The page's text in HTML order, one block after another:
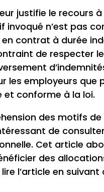
justifie le recours
invoqué n’est pas
contrat à durée
de respecter
les employeurs que
et conforme à la loi.
des motifs
de
Cet article
des
l’article en suivant